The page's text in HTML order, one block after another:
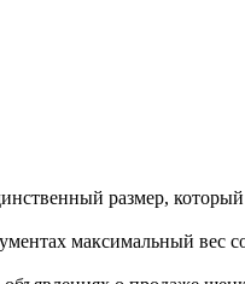
размер,
максимальный вес